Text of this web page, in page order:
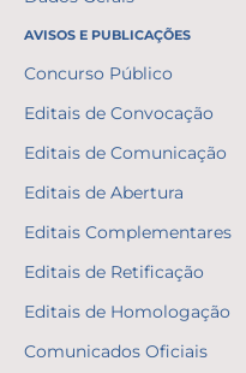
AVISOS E PUBLICAÇÕES
Concurso Público
Editais de Convocação
Editais de Comunicação
Editais de Abertura
Editais Complementares
Editais de Retificação
Editais de Homologação
Comunicados Oficiais